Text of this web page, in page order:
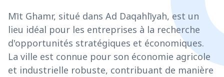
Mīt Ghamr, situé dans Ad Daqahlīyah, est un
lieu idéal pour les entreprises à la recherche
d'opportunités stratégiques et économiques.
La ville est connue pour son économie agricole
et industrielle robuste, contribuant de manière